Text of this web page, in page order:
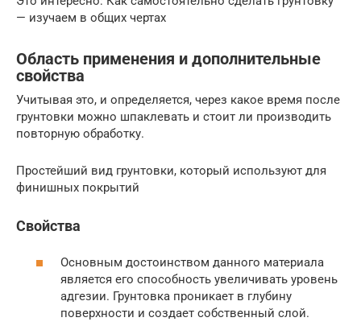
— изучаем в общих чертах
Область применения и дополнительные
свойства
Учитывая это, и определяется, через какое время после
грунтовки можно шпаклевать и стоит ли производить
повторную обработку.
Простейший вид грунтовки, который используют для
финишных покрытий
Свойства
Основным достоинством данного материала
является его способность увеличивать уровень
адгезии. Грунтовка проникает в глубину
поверхности и создает собственный слой.